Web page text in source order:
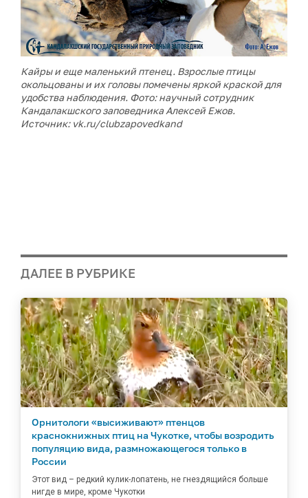
Кайры и еще маленький птенец. Взрослые птицы
окольцованы и их головы помечены яркой краской для
удобства наблюдения. Фото: научный сотрудник
Кандалакшского заповедника Алексей Ежов.
Источник: vk.ru/clubzapovedkand
ДАЛЕЕ В РУБРИКЕ
Орнитологи «высиживают» птенцов
краснокнижных птиц на Чукотке, чтобы возродить
популяцию вида, размножающегося только в
России
Этот вид – редкий кулик-лопатень, не гнездящийся больше
нигде в мире, кроме Чукотки